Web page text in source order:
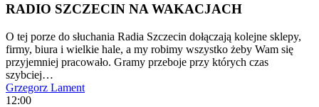
RADIO SZCZECIN NA WAKACJACH
O tej porze do słuchania Radia Szczecin dołączają kolejne sklepy,
firmy, biura i wielkie hale, a my robimy wszystko żeby Wam się
przyjemniej pracowało. Gramy przeboje przy których czas
szybciej…
Grzegorz Lament
12:00